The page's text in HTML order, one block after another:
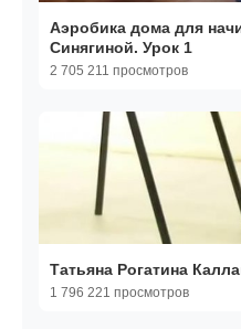
Аэробика дома для
Синягиной. Урок 1
2 705 211 просмотров
Татьяна
1 796 221 просмотров